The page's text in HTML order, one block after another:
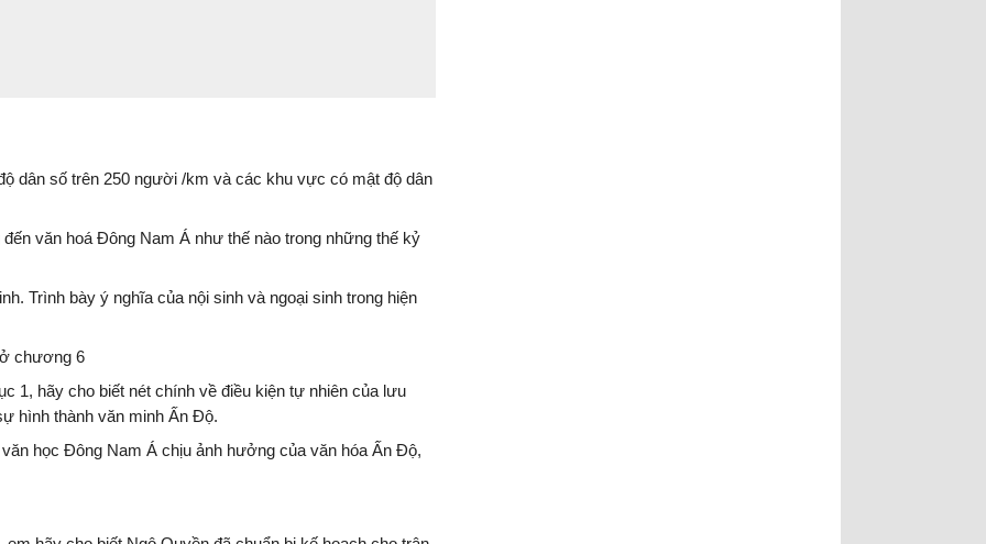
dân số trên 250 người /km và các khu vực có mật độ dân
văn hoá Đông Nam Á như thế nào trong những thế kỷ
Trình bày ý nghĩa của nội sinh và ngoại sinh trong hiện
chương 6
1, hãy cho biết nét chính về điều kiện tự nhiên của lưu
hình thành văn minh Ấn Độ.
học Đông Nam Á chịu ảnh hưởng của văn hóa Ấn Độ,